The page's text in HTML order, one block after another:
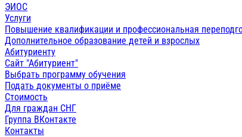
ЭИОС
Услуги
Повышение квалификации и профессиональная
Дополнительное образование детей и взрослых
Абитуриенту
Сайт "Абитуриент"
Выбрать программу обучения
Подать документы о приёме
Стоимость
Для граждан СНГ
Группа ВКонтакте
Контакты